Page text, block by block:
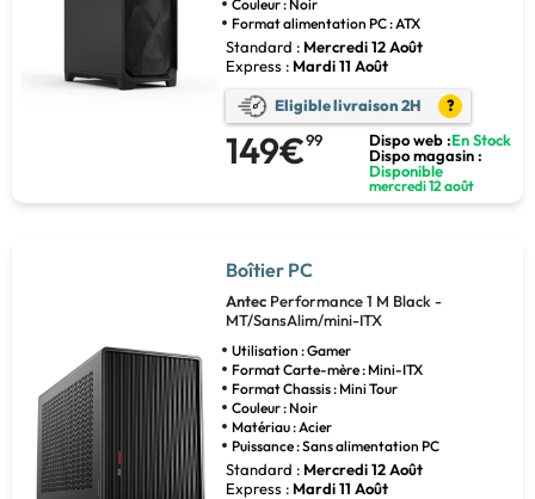
Couleur : Noir
Format alimentation PC : ATX
Standard : Mercredi 12 Août
Express : Mardi 11 Août
Eligible livraison 2H ?
149€99 Dispo web :En Stock
Dispo magasin :
Disponible
mercredi 12 août
Boîtier PC
Antec Performance 1 M Black -
MT/SansAlim/mini-ITX
Utilisation : Gamer
Format Carte-mère : Mini-ITX
Format Chassis : Mini Tour
Couleur : Noir
Matériau : Acier
Puissance : Sans alimentation PC
Standard : Mercredi 12 Août
Express : Mardi 11 Août